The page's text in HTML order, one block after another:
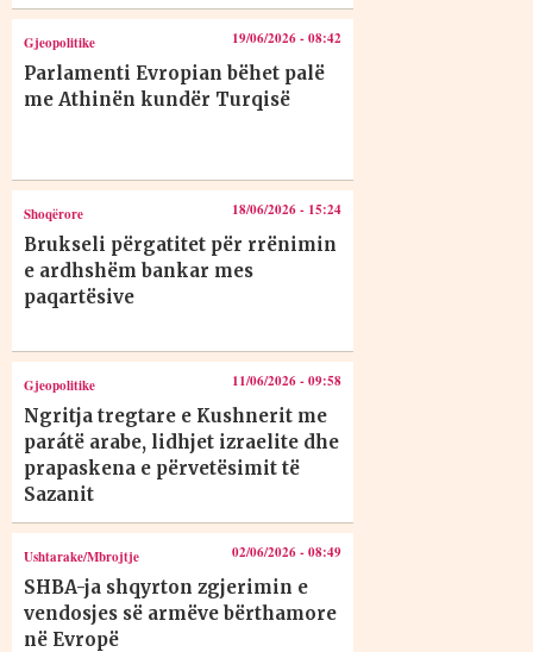
Gjeopolitike 19/06/2026 - 08:42
Parlamenti Evropian bëhet palë
me Athinën kundër Turqisë
Shoqërore 18/06/2026 - 15:24
Brukseli përgatitet për rrënimin
e ardhshëm bankar mes
paqartësive
Gjeopolitike 11/06/2026 - 09:58
Ngritja tregtare e Kushnerit me
parátë arabe, lidhjet izraelite dhe
prapaskena e përvetësimit të
Sazanit
Ushtarake/Mbrojtje 02/06/2026 - 08:49
SHBA-ja shqyrton zgjerimin e
vendosjes së armëve bërthamore
në Evropë